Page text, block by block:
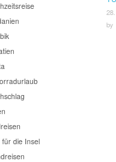
für die Insel
by